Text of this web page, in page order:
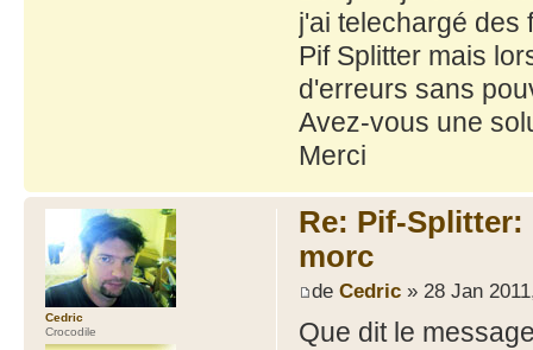
j'ai telechargé des
Pif Splitter mais
d'erreurs sans
Avez-vous une
Merci
Re: Pif-
morc
de Cedric» 28 Jan
Que dit le
Cedric
Crocodile